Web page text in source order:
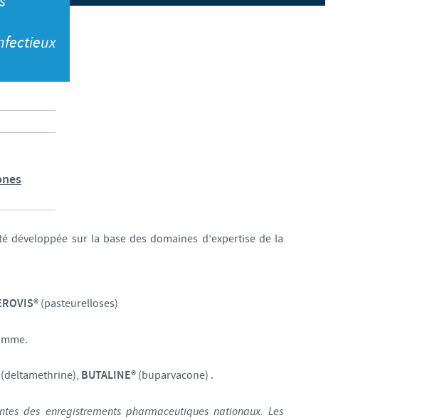
Sweden
USA
médicales varient d'un pays à un autre. En
développée sur la base des domaines d’expertise de la
(pasteurelloses)
(deltamethrine), BUTALINE® (buparvacone) .
des enregistrements pharmaceutiques nationaux. Les